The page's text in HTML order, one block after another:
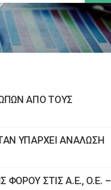
ΑΠΟ ΤΟΥΣ
ΥΠΑΡΧΕΙ ΑΝΑΛΩΣΗ
ΣΤΙΣ Α.Ε., Ο.Ε. –